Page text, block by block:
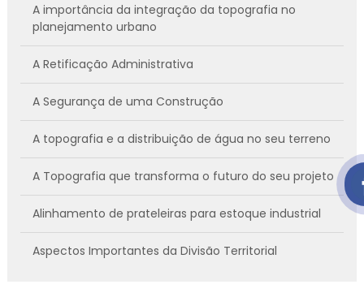
A importância da integração da topografia no
planejamento urbano
A Retificação Administrativa
A Segurança de uma Construção
A topografia e a distribuição de água no seu terreno
A Topografia que transforma o futuro do seu projeto
Alinhamento de prateleiras para estoque industrial
Aspectos Importantes da Divisão Territorial